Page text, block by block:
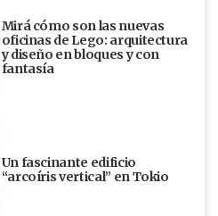
Mirá cómo son las nuevas
oficinas de Lego: arquitectura
y diseño en bloques y con
fantasía
Un fascinante edificio
“arcoíris vertical” en Tokio